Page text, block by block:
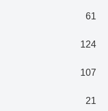
61
124
107
21